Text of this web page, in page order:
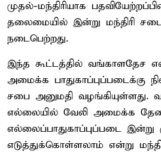
முதல்-மந்திரியாக
தலைமையில் இன்று மந்திரி
நடைபெற்றது.
இந்த கூட்டத்தில் வங்காளதேச
அமைக்க பாதுகாப்புப்படைக்கு
சபை அனுமதி வழங்கியுள்ளது.
எல்லையில் வேலி அமைக்க
எல்லைப்பாதுகாப்புப்படை இன்று
எடுத்துக்கொள்ளலாம் என்று